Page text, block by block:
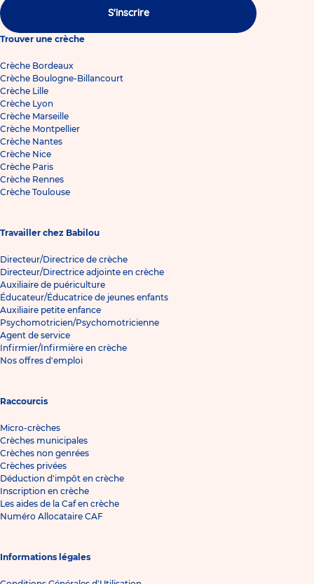
S'inscrire
Trouver une crèche
Crèche Bordeaux
Crèche Boulogne-Billancourt
Crèche Lille
Crèche Lyon
Crèche Marseille
Crèche Montpellier
Crèche Nantes
Crèche Nice
Crèche Paris
Crèche Rennes
Crèche Toulouse
Travailler chez Babilou
Directeur/Directrice de crèche
Directeur/Directrice adjointe en crèche
Auxiliaire de puériculture
Éducateur/Éducatrice de jeunes enfants
Auxiliaire petite enfance
Psychomotricien/Psychomotricienne
Agent de service
Infirmier/Infirmière en crèche
Nos offres d'emploi
Raccourcis
Micro-crèches
Crèches municipales
Crèches non genrées
Crèches privées
Déduction d'impôt en crèche
Inscription en crèche
Les aides de la Caf en crèche
Numéro Allocataire CAF
Informations légales